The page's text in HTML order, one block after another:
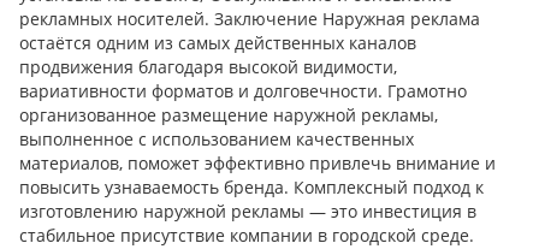
рекламных носителей. Заключение Наружная реклама
остаётся одним из самых действенных каналов
продвижения благодаря высокой видимости,
вариативности форматов и долговечности. Грамотно
организованное размещение наружной рекламы,
выполненное с использованием качественных
материалов, поможет эффективно привлечь внимание и
повысить узнаваемость бренда. Комплексный подход к
изготовлению наружной рекламы — это инвестиция в
стабильное присутствие компании в городской среде.